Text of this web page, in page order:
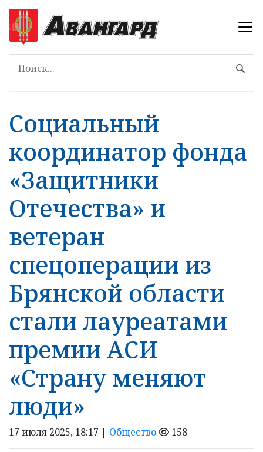
Социальный
координатор фонда
«Защитники
Отечества» и
ветеран
спецоперации из
Брянской области
стали лауреатами
премии АСИ
«Страну меняют
люди»
17 июля 2025, 18:17 | Общество 158